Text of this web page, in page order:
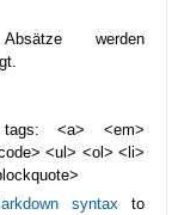
werden
<a> <em>
<ul> <ol> <li>
syntax to